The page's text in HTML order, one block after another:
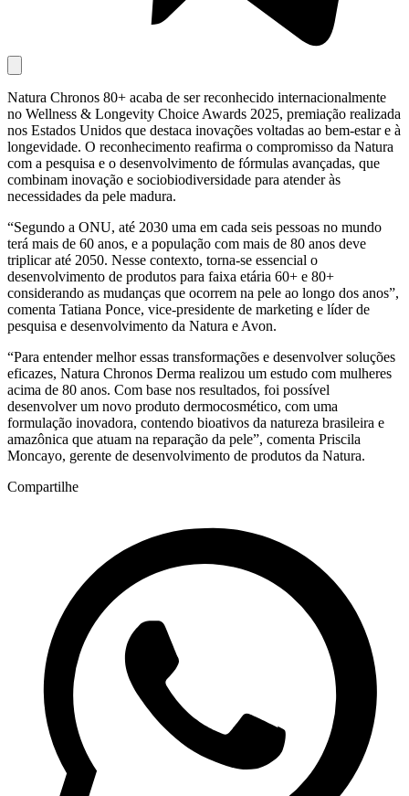
Natura Chronos 80+ acaba de ser reconhecido internacionalmente
no Wellness & Longevity Choice Awards 2025, premiação realizada
nos Estados Unidos que destaca inovações voltadas ao bem-estar e à
longevidade. O reconhecimento reafirma o compromisso da Natura
com a pesquisa e o desenvolvimento de fórmulas avançadas, que
combinam inovação e sociobiodiversidade para atender às
necessidades da pele madura.
“Segundo a ONU, até 2030 uma em cada seis pessoas no mundo
terá mais de 60 anos, e a população com mais de 80 anos deve
triplicar até 2050. Nesse contexto, torna-se essencial o
desenvolvimento de produtos para faixa etária 60+ e 80+
considerando as mudanças que ocorrem na pele ao longo dos anos”,
comenta Tatiana Ponce, vice-presidente de marketing e líder de
pesquisa e desenvolvimento da Natura e Avon.
“Para entender melhor essas transformações e desenvolver soluções
eficazes, Natura Chronos Derma realizou um estudo com mulheres
acima de 80 anos. Com base nos resultados, foi possível
desenvolver um novo produto dermocosmético, com uma
formulação inovadora, contendo bioativos da natureza brasileira e
amazônica que atuam na reparação da pele”, comenta Priscila
Moncayo, gerente de desenvolvimento de produtos da Natura.
Compartilhe